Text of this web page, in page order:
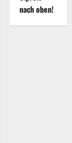
nach oben!